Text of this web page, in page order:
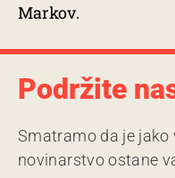
Markov.
Podržite
Smatramo da je
novinarstvo ostane